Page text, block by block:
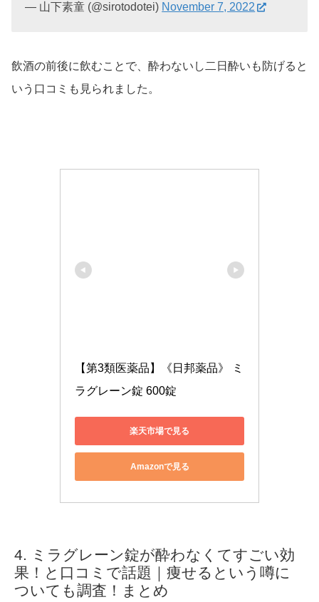
— 山下素童 (@sirotodotei) November 7, 2022
飲酒の前後に飲むことで、酔わないし二日酔いも防げると
いう口コミも見られました。
【第3類医薬品】《日邦薬品》 ミ
ラグレーン錠 600錠
楽天市場で見る
Amazonで見る
ミラグレーン錠が酔わなくてすごい効
果！と口コミで話題｜痩せるという噂に
ついても調査！まとめ